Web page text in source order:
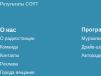
Результаты СОУТ
О нас
О радиостанции
Команда
Контакты
Реклама
Города вещания
Драйв-